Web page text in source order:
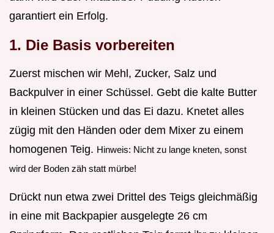
garantiert ein Erfolg.
1. Die Basis vorbereiten
Zuerst mischen wir Mehl, Zucker, Salz und
Backpulver in einer Schüssel. Gebt die kalte Butter
in kleinen Stücken und das Ei dazu. Knetet alles
zügig mit den Händen oder dem Mixer zu einem
homogenen Teig. Hinweis: Nicht zu lange kneten, sonst
wird der Boden zäh statt mürbe!
Drückt nun etwa zwei Drittel des Teigs gleichmäßig
in eine mit Backpapier ausgelegte 26 cm